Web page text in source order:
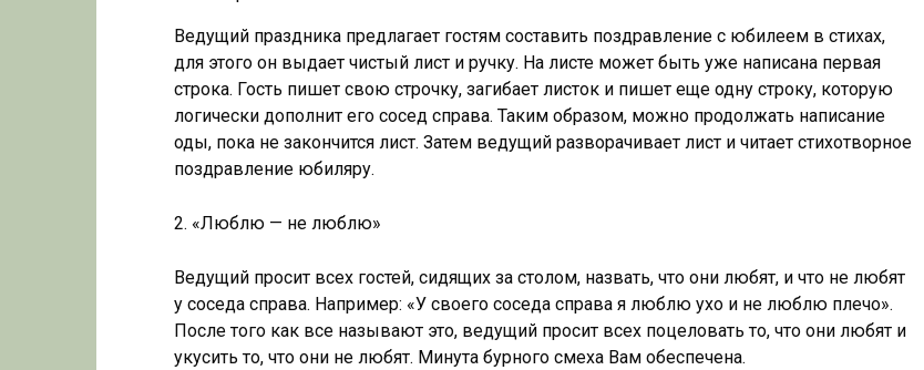
Ведущий праздника предлагает гостям составить поздравление с юбилеем в стихах,
для этого он выдает чистый лист и ручку. На листе может быть уже написана первая
строка. Гость пишет свою строчку, загибает листок и пишет еще одну строку, которую
логически дополнит его сосед справа. Таким образом, можно продолжать написание
оды, пока не закончится лист. Затем ведущий разворачивает лист и читает стихотворное
поздравление юбиляру.
2. «Люблю — не люблю»
Ведущий просит всех гостей, сидящих за столом, назвать, что они любят, и что не любят
у соседа справа. Например: «У своего соседа справа я люблю ухо и не люблю плечо».
После того как все называют это, ведущий просит всех поцеловать то, что они любят и
укусить то, что они не любят. Минута бурного смеха Вам обеспечена.